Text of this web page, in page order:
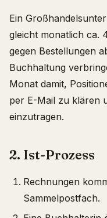
Ein
gleicht monatlich ca.
gegen Bestellungen
Buchhaltung
Monat damit,
per E-Mail zu klären
einzutragen.
2. Ist-Prozess
Rechnungen
Sammelpostfach.